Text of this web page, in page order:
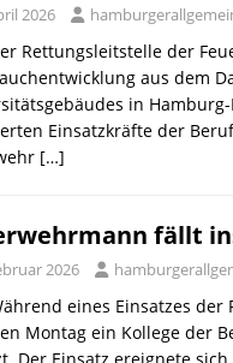
2026
Rettungsleitstelle der
aus dem
in
Einsatzkräfte der
[…]
fällt
2026
eines Einsatzes der
Montag ein Kollege der